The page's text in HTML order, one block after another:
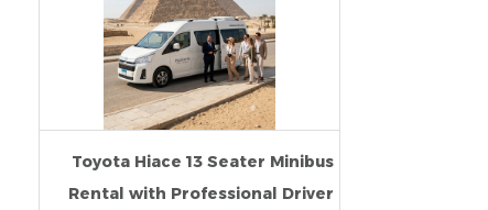
Toyota Hiace 13 Seater Minibus
Rental with Professional Driver